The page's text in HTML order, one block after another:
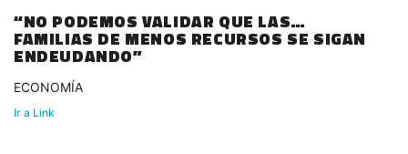
“NO PODEMOS VALIDAR QUE LAS
FAMILIAS DE MENOS RECURSOS SE SIGAN
ENDEUDANDO”
ECONOMÍA
Ir a Link